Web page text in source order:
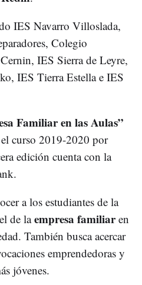
IES Navarro Villoslada,
Colegio
IES Sierra de Leyre,
IES Tierra Estella e IES
Familiar en las Aulas”
curso 2019-2020 por
edición cuenta con la
a los estudiantes de la
de laempresa familiaren
También busca acercar
emprendedoras y
jóvenes.